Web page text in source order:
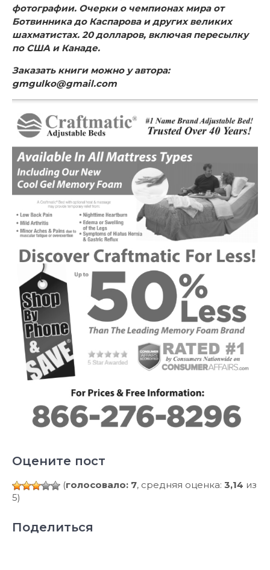
фотографии. Очерки о чемпионах мира от
Ботвинника до Каспарова и других великих
шахматистах. 20 долларов, включая пересылку
по США и Канаде.
Заказать книги можно у автора:
gmgulko@gmail.com
Оцените пост
(голосовало: 7, средняя оценка: 3,14 из
5)
Поделиться